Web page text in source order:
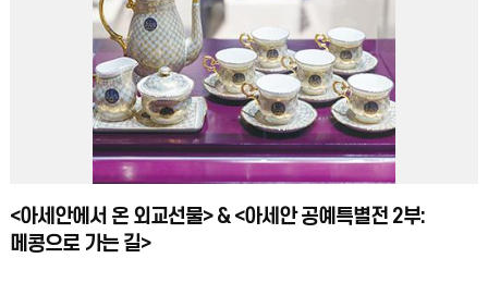
<아세안에서 온 외교선물> & <아세안 공예특별전 2부:
메콩으로 가는 길>